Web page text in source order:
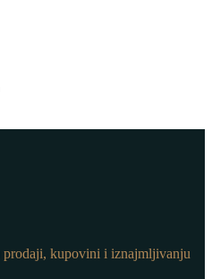
prodaji, kupovini i iznajmljivanju